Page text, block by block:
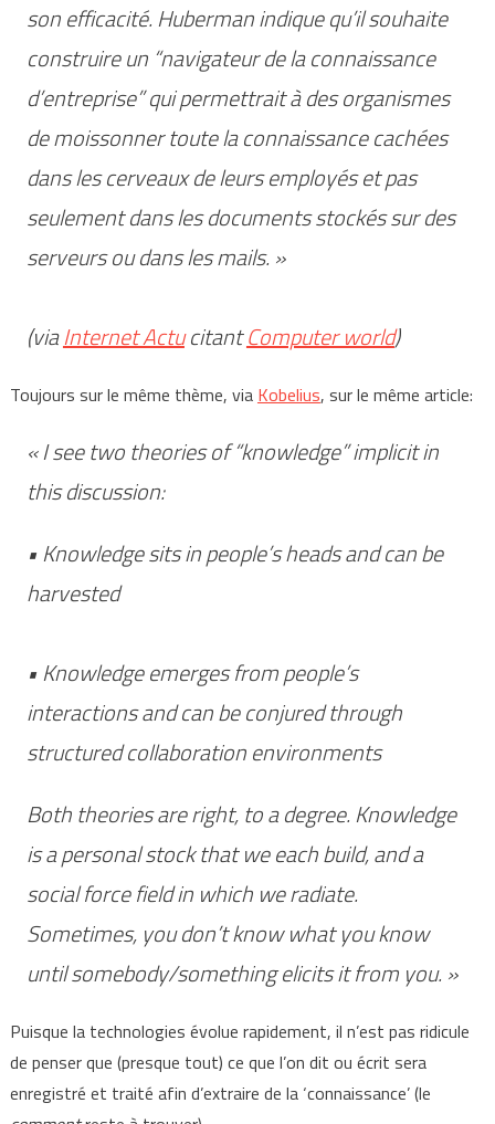
son efficacité. Huberman indique qu’il souhaite
construire un “navigateur de la connaissance
d’entreprise” qui permettrait à des organismes
de moissonner toute la connaissance cachées
dans les cerveaux de leurs employés et pas
seulement dans les documents stockés sur des
serveurs ou dans les mails. »
(viaInternet ActucitantComputer world)
Toujours sur le même thème, via Kobelius, sur le même article:
« I see two theories of “knowledge” implicit in
this discussion:
• Knowledge sits in people’s heads and can be
harvested
• Knowledge emerges from people’s
interactions and can be conjured through
structured collaboration environments
Both theories are right, to a degree. Knowledge
is a personal stock that we each build, and a
social force field in which we radiate.
Sometimes, you don’t know what you know
until somebody/something elicits it from you. »
Puisque la technologies évolue rapidement, il n’est pas ridicule
de penser que (presque tout) ce que l’on dit ou écrit sera
enregistré et traité afin d’extraire de la ‘connaissance’ (le